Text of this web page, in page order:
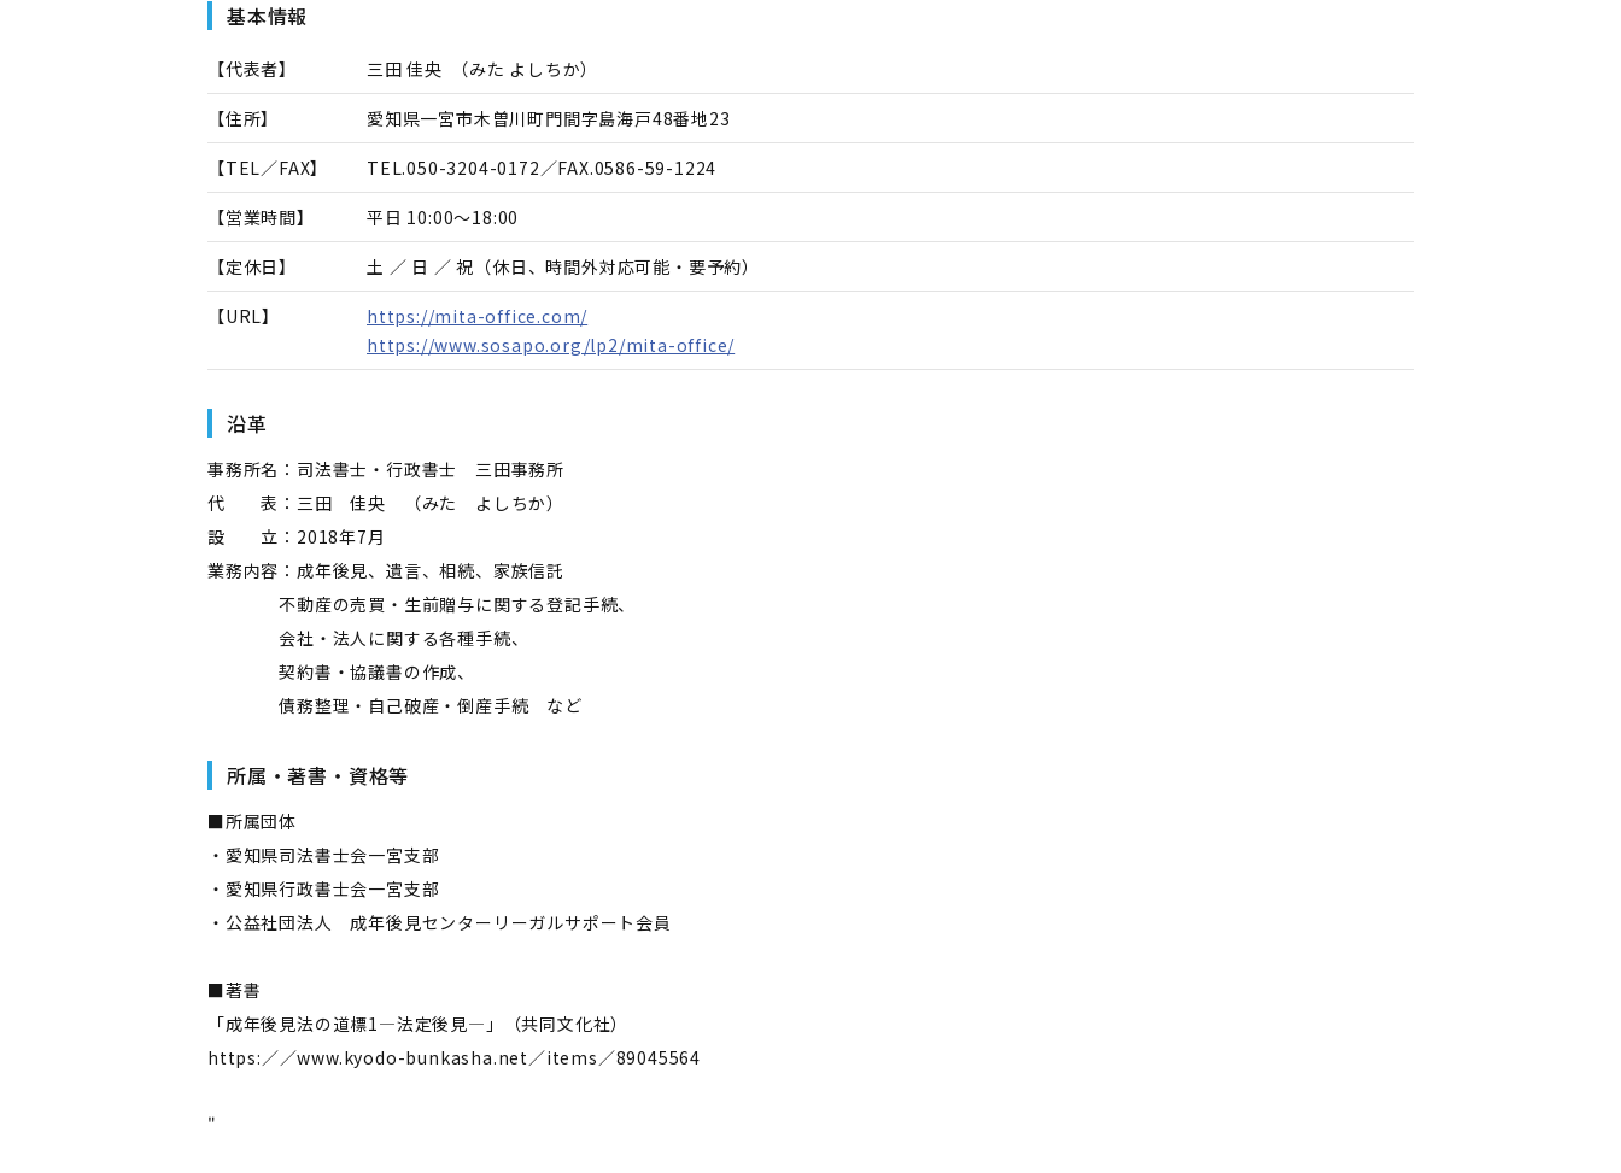
基本情報
【代表者】 三田 佳央 （みた よしちか）
【住所】 愛知県一宮市木曽川町門間字島海戸48番地23
【TEL／FAX】 TEL.050-3204-0172／FAX.0586-59-1224
【営業時間】 平日 10:00～18:00
【定休日】 土 ／ 日 ／ 祝（休日、時間外対応可能・要予約）
【URL】
https://mita-office.com/
https://www.sosapo.org/lp2/mita-office/
沿革
事務所名：司法書士・行政書士 三田事務所
代 表：三田 佳央 （みた よしちか）
設 立：2018年7月
業務内容：成年後見、遺言、相続、家族信託
不動産の売買・生前贈与に関する登記手続、
会社・法人に関する各種手続、
契約書・協議書の作成、
債務整理・自己破産・倒産手続 など
所属・著書・資格等
■所属団体
・愛知県司法書士会一宮支部
・愛知県行政書士会一宮支部
・公益社団法人 成年後見センターリーガルサポート会員
■著書
「成年後見法の道標1―法定後見―」（共同文化社）
https:／／www.kyodo-bunkasha.net／items／89045564
"